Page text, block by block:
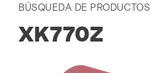
BÚSQUEDA DE PRODUCTOS
XK770Z